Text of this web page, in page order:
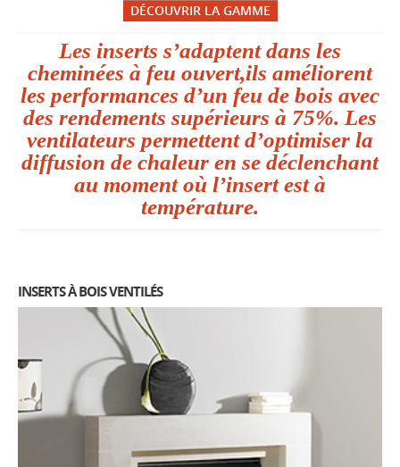
DÉCOUVRIR LA GAMME
Les inserts s’adaptent dans les
cheminées à feu ouvert,ils améliorent
les performances d’un feu de bois avec
des rendements supérieurs à 75%. Les
ventilateurs permettent d’optimiser la
diffusion de chaleur en se déclenchant
au moment où l’insert est à
température.
INSERTS À BOIS VENTILÉS